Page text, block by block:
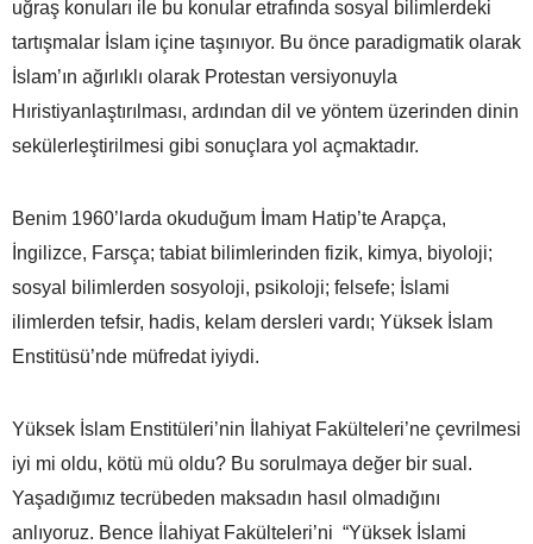
uğraş konuları ile bu konular etrafında sosyal bilimlerdeki
tartışmalar İslam içine taşınıyor. Bu önce paradigmatik olarak
İslam’ın ağırlıklı olarak Protestan versiyonuyla
Hıristiyanlaştırılması, ardından dil ve yöntem üzerinden dinin
sekülerleştirilmesi gibi sonuçlara yol açmaktadır.
Benim 1960’larda okuduğum İmam Hatip’te Arapça,
İngilizce, Farsça; tabiat bilimlerinden fizik, kimya, biyoloji;
sosyal bilimlerden sosyoloji, psikoloji; felsefe; İslami
ilimlerden tefsir, hadis, kelam dersleri vardı; Yüksek İslam
Enstitüsü’nde müfredat iyiydi.
Yüksek İslam Enstitüleri’nin İlahiyat Fakülteleri’ne çevrilmesi
iyi mi oldu, kötü mü oldu? Bu sorulmaya değer bir sual.
Yaşadığımız tecrübeden maksadın hasıl olmadığını
anlıyoruz. Bence İlahiyat Fakülteleri’ni “Yüksek İslami